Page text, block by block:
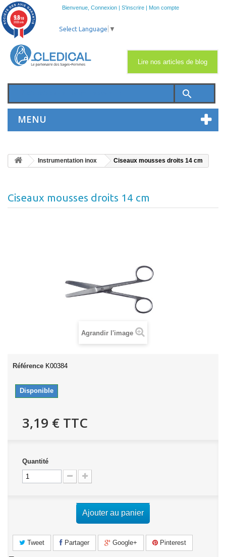
Bienvenue, Connexion | S'inscrire | Mon compte
search
MENU
Lire nos articles de blog
Select Language ▼
Instrumentation inox Ciseaux mousses droits 14 cm
Ciseaux mousses droits 14 cm
Agrandir l'image
Référence K00384
Disponible
3,19 € TTC
Quantité
Ajouter au panier
Tweet Partager Google+ Pinterest
9.8/10
2033 avis